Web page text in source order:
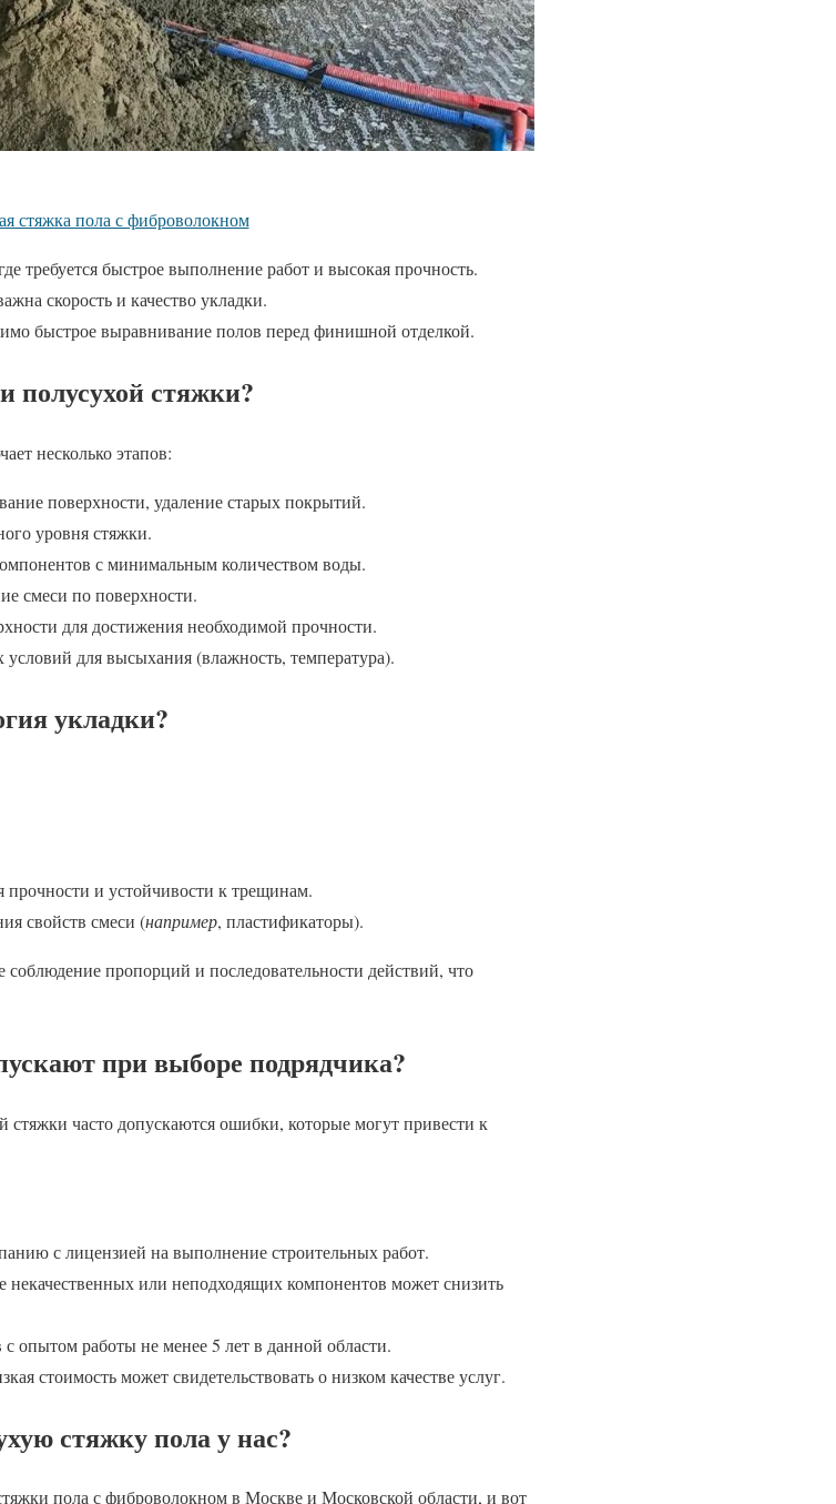
стяжка пола с фиброволокном
требуется быстрое выполнение работ и высокая прочность.
скорость и качество укладки.
быстрое выравнивание полов перед финишной отделкой.
полусухой стяжки?
несколько этапов:
поверхности, удаление старых покрытий.
уровня стяжки.
с минимальным количеством воды.
смеси по поверхности.
для достижения необходимой прочности.
для высыхания (влажность, температура).
укладки?
прочности и устойчивости к трещинам.
свойств смеси (например, пластификаторы).
соблюдение пропорций и последовательности действий, что
при выборе подрядчика?
часто допускаются ошибки, которые могут привести к
с лицензией на выполнение строительных работ.
некачественных или неподходящих компонентов может снизить
опытом работы не менее 5 лет в данной области.
стоимость может свидетельствовать о низком качестве услуг.
стяжку пола у нас?
пола с фиброволокном в Москве и Московской области, и вот